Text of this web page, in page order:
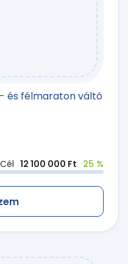
és félmaraton váltó
Cél 12 100 000 Ft 25 %